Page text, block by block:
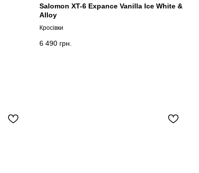
Salomon XT-6 Expance Vanilla Ice White &
Alloy
Кросівки
6 490 грн.